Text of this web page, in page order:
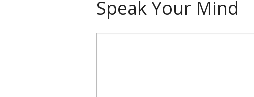
Speak Your Mind